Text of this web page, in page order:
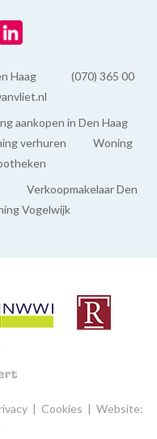
Haag
(070) 365 00
aankopen in Den Haag
verhuren
Woning
Verkoopmakelaar Den
Vogelwijk
| Cookies | Website: